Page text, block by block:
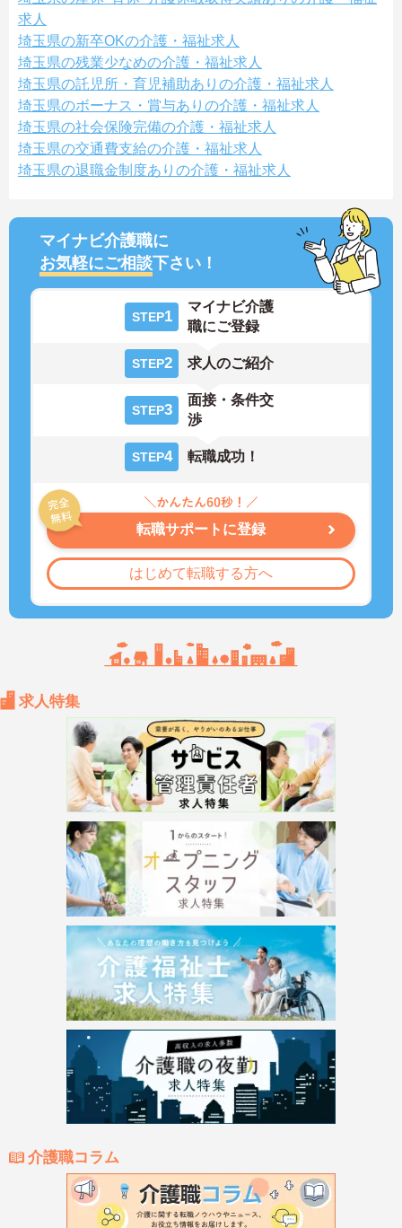
求人
埼玉県の新卒OKの介護・福祉求人
埼玉県の残業少なめの介護・福祉求人
埼玉県の託児所・育児補助ありの介護・福祉求人
埼玉県のボーナス・賞与ありの介護・福祉求人
埼玉県の社会保険完備の介護・福祉求人
埼玉県の交通費支給の介護・福祉求人
埼玉県の退職金制度ありの介護・福祉求人
マイナビ介護職に
お気軽にご相談下さい！
STEP1
マイナビ介護
職にご登録
STEP2 求人のご紹介
STEP3
面接・条件交
渉
STEP4 転職成功！
転職サポートに登録
はじめて転職する方へ
求人特集
介護職コラム